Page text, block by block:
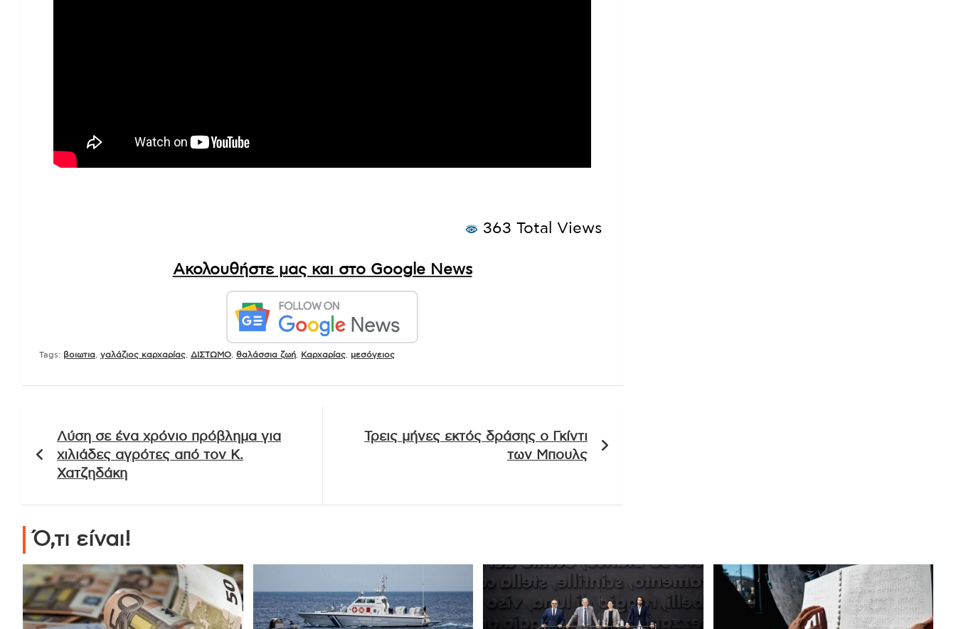
363 Total Views
Ακολουθήστε μας και στο Google News
Tags: βοιωτια γαλάζιος καρχαρίας ΔΙΣΤΩΜΟ θαλάσσια ζωή Καρχαρίας μεσόγειος
άρθρων
Λύση σε ένα χρόνιο πρόβλημα για
χιλιάδες αγρότες από τον Κ.
Χατζηδάκη
Τρεις μήνες εκτός δράσης ο Γκίντι
των Μπουλς
Ό,τι είναι!